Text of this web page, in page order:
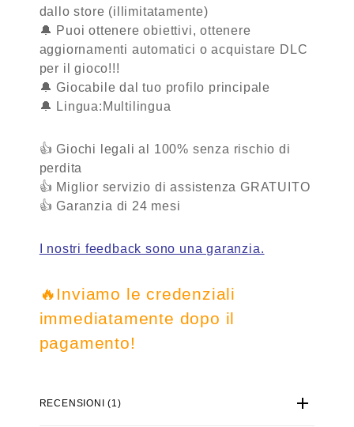
dallo store (illimitatamente)
🔔 Puoi ottenere obiettivi, ottenere
aggiornamenti automatici o acquistare DLC
per il gioco!!!
🔔 Giocabile dal tuo profilo principale
🔔 Lingua:Multilingua
👍 Giochi legali al 100% senza rischio di
perdita
👍 Miglior servizio di assistenzaGRATUITO
👍 Garanzia di 24 mesi
I nostri feedback sono una garanzia.
🔥Inviamo le credenziali
immediatamente dopo il
pagamento!
RECENSIONI (1)